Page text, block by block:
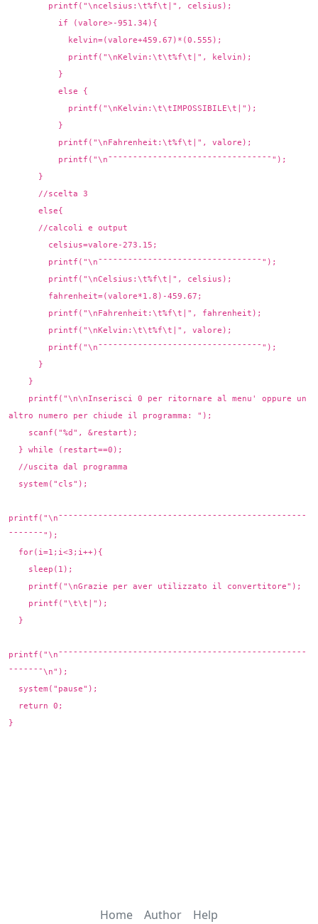
printf("\ncelsius:\t%f\t|", celsius);
if (valore>-951.34){
kelvin=(valore+459.67)*(0.555);
printf("\nKelvin:\t\t%f\t|", kelvin);
}
else {
printf("\nKelvin:\t\tIMPOSSIBILE\t|");
}
printf("\nFahrenheit:\t%f\t|", valore);
printf("\n¯¯¯¯¯¯¯¯¯¯¯¯¯¯¯¯¯¯¯¯¯¯¯¯¯¯¯¯¯¯¯¯¯");
}
//scelta 3
else{
//calcoli e output
celsius=valore-273.15;
printf("\n¯¯¯¯¯¯¯¯¯¯¯¯¯¯¯¯¯¯¯¯¯¯¯¯¯¯¯¯¯¯¯¯¯");
printf("\nCelsius:\t%f\t|", celsius);
fahrenheit=(valore*1.8)-459.67;
printf("\nFahrenheit:\t%f\t|", fahrenheit);
printf("\nKelvin:\t\t%f\t|", valore);
printf("\n¯¯¯¯¯¯¯¯¯¯¯¯¯¯¯¯¯¯¯¯¯¯¯¯¯¯¯¯¯¯¯¯¯");
}
}
printf("\n\nInserisci 0 per ritornare al menu' oppure un
altro numero per chiude il programma: ");
scanf("%d", &restart);
} while (restart==0);
//uscita dal programma
system("cls");
printf("\n¯¯¯¯¯¯¯¯¯¯¯¯¯¯¯¯¯¯¯¯¯¯¯¯¯¯¯¯¯¯¯¯¯¯¯¯¯¯¯¯¯¯¯¯¯¯¯¯¯¯
¯¯¯¯¯¯¯");
for(i=1;i<3;i++){
sleep(1);
printf("\nGrazie per aver utilizzato il convertitore");
printf("\t\t|");
}
printf("\n¯¯¯¯¯¯¯¯¯¯¯¯¯¯¯¯¯¯¯¯¯¯¯¯¯¯¯¯¯¯¯¯¯¯¯¯¯¯¯¯¯¯¯¯¯¯¯¯¯¯
¯¯¯¯¯¯¯\n");
system("pause");
return 0;
}
Home Author Help